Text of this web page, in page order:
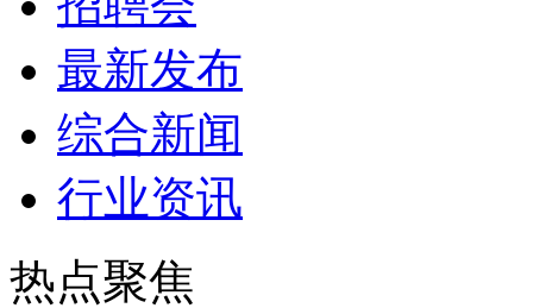
最新发布
综合新闻
行业资讯
热点聚焦